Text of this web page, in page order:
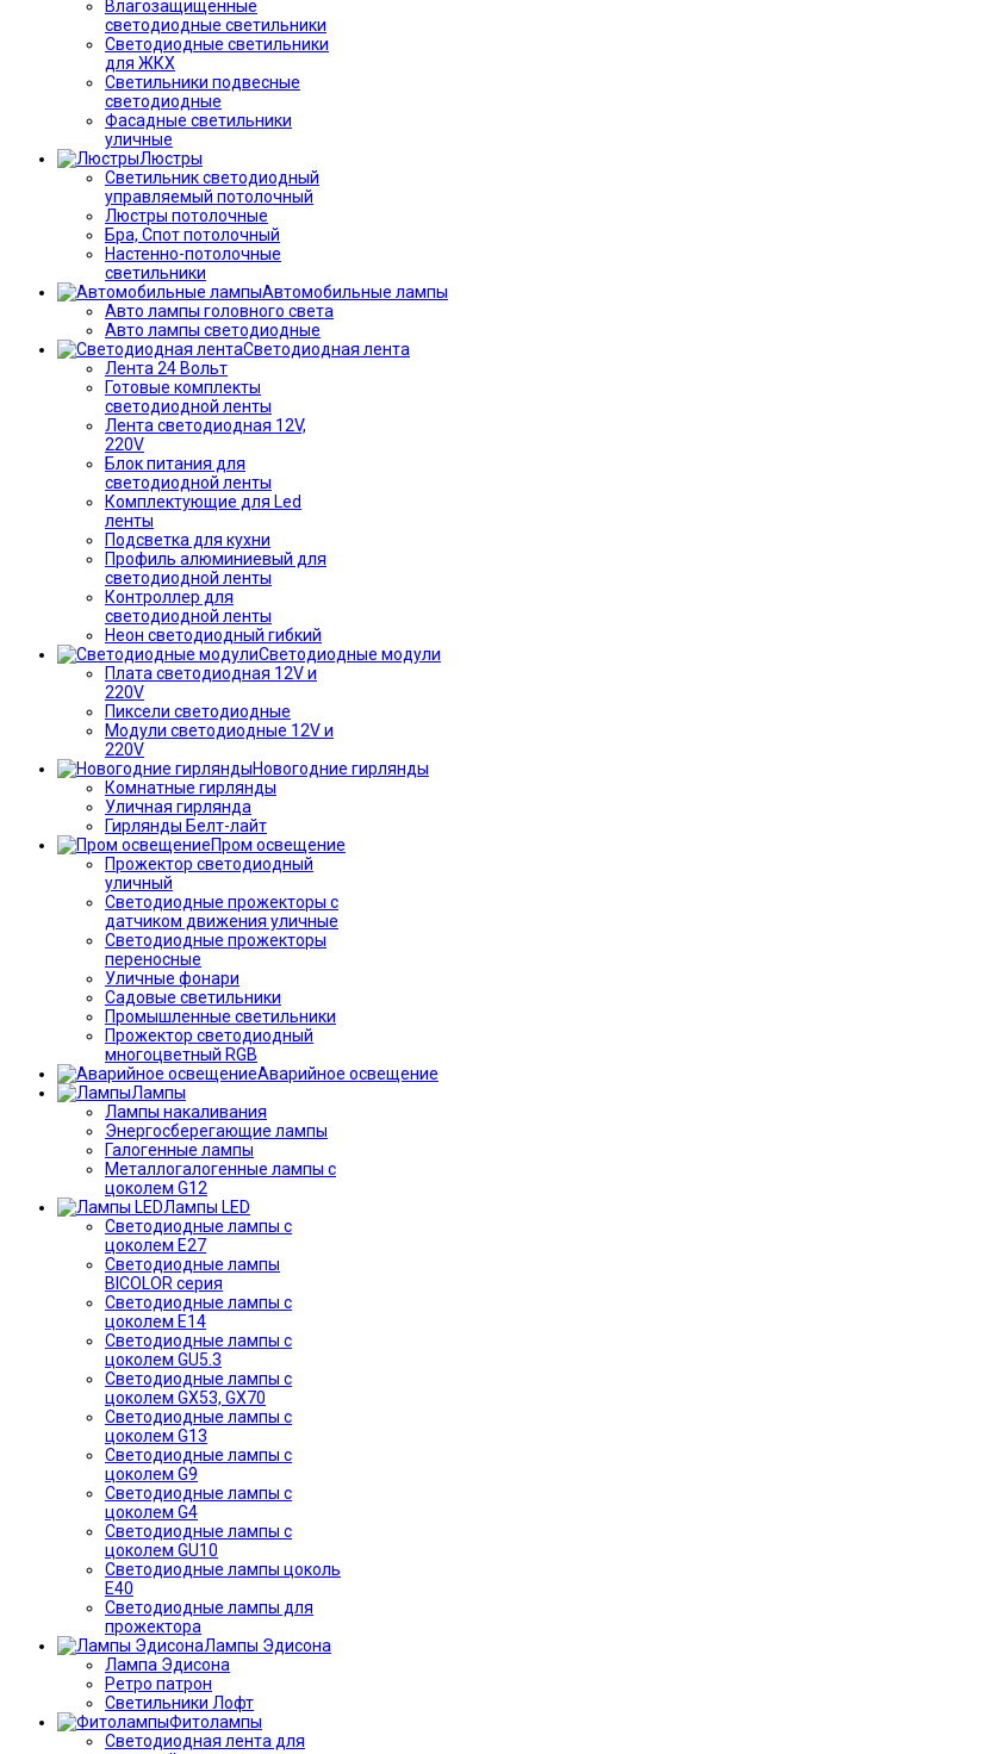
Влагозащищённые
светодиодные светильники
Светодиодные светильники
для ЖКХ
Светильники подвесные
светодиодные
Фасадные светильники
уличные
Люстры
Светильник светодиодный
управляемый потолочный
Люстры потолочные
Бра, Спот потолочный
Настенно-потолочные
светильники
Автомобильные лампы
Авто лампы головного света
Авто лампы светодиодные
Светодиодная лента
Лента 24 Вольт
Готовые комплекты
светодиодной ленты
Лента светодиодная 12V,
220V
Блок питания для
светодиодной ленты
Комплектующие для Led
ленты
Подсветка для кухни
Профиль алюминиевый для
светодиодной ленты
Контроллер для
светодиодной ленты
Неон светодиодный гибкий
Светодиодные модули
Плата светодиодная 12V и
220V
Пиксели светодиодные
Модули светодиодные 12V и
220V
Новогодние гирлянды
Комнатные гирлянды
Уличная гирлянда
Гирлянды Белт-лайт
Пром освещение
Прожектор светодиодный
уличный
Светодиодные прожекторы с
датчиком движения уличные
Светодиодные прожекторы
переносные
Уличные фонари
Садовые светильники
Промышленные светильники
Прожектор светодиодный
многоцветный RGB
Аварийное освещение
Лампы
Лампы накаливания
Энергосберегающие лампы
Галогенные лампы
Металлогалогенные лампы с
цоколем G12
Лампы LED
Светодиодные лампы с
цоколем E27
Светодиодные лампы
BICOLOR серия
Светодиодные лампы с
цоколем E14
Светодиодные лампы с
цоколем GU5.3
Светодиодные лампы с
цоколем GX53, GX70
Светодиодные лампы с
цоколем G13
Светодиодные лампы с
цоколем G9
Светодиодные лампы с
цоколем G4
Светодиодные лампы с
цоколем GU10
Светодиодные лампы цоколь
Е40
Светодиодные лампы для
прожектора
Лампы Эдисона
Лампа Эдисона
Ретро патрон
Светильники Лофт
Фитолампы
Светодиодная лента для